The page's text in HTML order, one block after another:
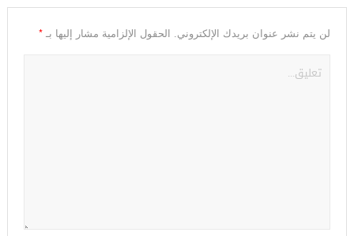
لن يتم نشر عنوان بريدك الإلكتروني. الحقول الإلزامية مشار إليها بـ *